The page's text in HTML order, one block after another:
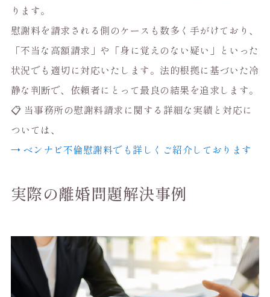
ります。
慰謝料を請求される側のケースも数多く手がけており、
「不当な高額請求」や「身に覚えのない疑い」といった
状況でも適切に対応いたします。法的根拠に基づいた冷
静な判断で、依頼者にとって最良の結果を追求します。
📋 当事務所の慰謝料請求に関する詳細な実績と対応に
ついては、
→ ベンナビ不倫慰謝料でも詳しくご紹介しております
実際の離婚問題解決事例